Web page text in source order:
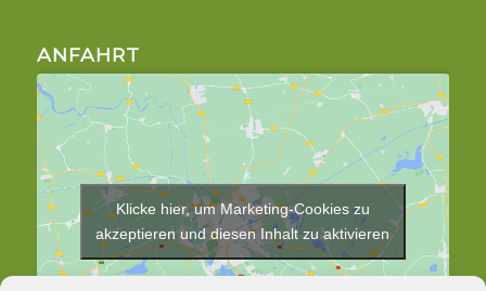
ANFAHRT
Klicke hier, um Marketing-Cookies zu
akzeptieren und diesen Inhalt zu aktivieren